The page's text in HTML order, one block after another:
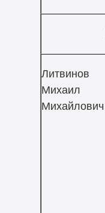
Литвинов
Михаил
Михайлович